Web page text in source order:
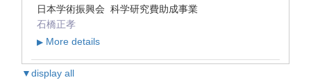
日本学術振興会 科学研究費助成事業
石橋正孝
▶ More details
▼display all